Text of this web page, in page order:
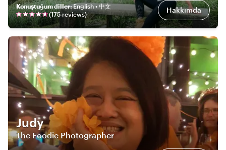
Konuştuğum diller:English • 中文
(175reviews) Hakkımda
Judy
The Foodie Photographer